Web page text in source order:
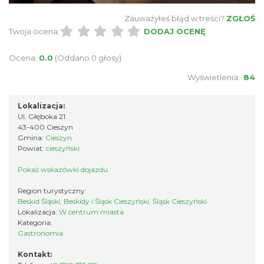
Zauważyłeś błąd w treści? ZGŁOŚ
Twoja ocena:
DODAJ OCENĘ
Ocena: 0.0 (Oddano 0 głosy)
Wyświetlenia: 84
Lokalizacja:
Ul. Głęboka 21
43-400 Cieszyn
Gmina: Cieszyn
Powiat: cieszyński
Pokaż wskazówki dojazdu
Region turystyczny:
Beskid Śląski, Beskidy i Śląsk Cieszyński, Śląsk Cieszyński
Lokalizacja: W centrum miasta
Kategoria:
Gastronomia
Kontakt: